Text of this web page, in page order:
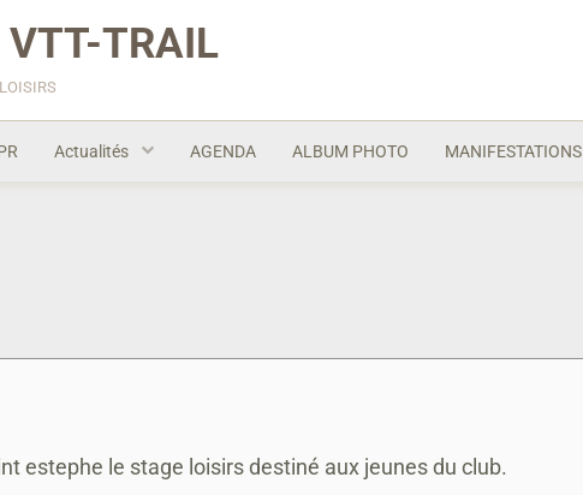
VTT-TRAIL
Actualités AGENDA ALBUM PHOTO MANIFESTATIONS
estephe le stage loisirs destiné aux jeunes du club.